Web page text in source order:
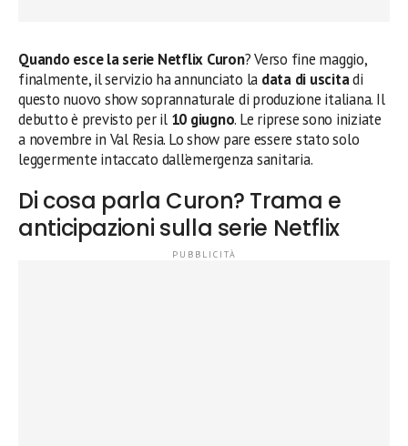
Quando esce la serie Netflix Curon? Verso fine maggio,
finalmente, il servizio ha annunciato la data di uscitadi
questo nuovo show soprannaturale di produzione italiana. Il
debutto è previsto per il 10 giugno. Le riprese sono iniziate
a novembre in Val Resia. Lo show pare essere stato solo
leggermente intaccato dall’emergenza sanitaria.
Di cosa parla Curon? Trama e
anticipazioni sulla serie Netflix